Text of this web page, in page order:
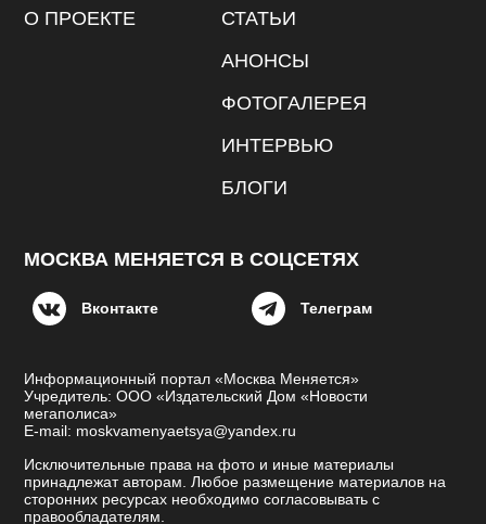
О ПРОЕКТЕ
СТАТЬИ
АНОНСЫ
ФОТОГАЛЕРЕЯ
ИНТЕРВЬЮ
БЛОГИ
МОСКВА МЕНЯЕТСЯ В СОЦСЕТЯХ
Вконтакте Телеграм
Информационный портал «Москва Меняется»
Учредитель: ООО «Издательский Дом «Новости
мегаполиса»
E-mail: moskvamenyaetsya@yandex.ru
Исключительные права на фото и иные материалы
принадлежат авторам. Любое размещение материалов на
сторонних ресурсах необходимо согласовывать с
правообладателям.